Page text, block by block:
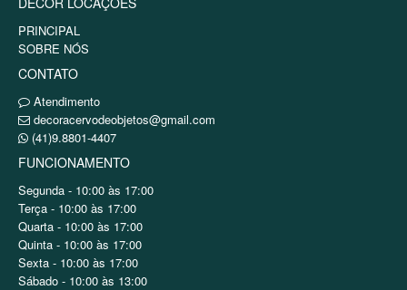
PRINCIPAL
SOBRE NÓS
CONTATO
Atendimento
decoracervodeobjetos@gmail.com
(41)9.8801-4407
FUNCIONAMENTO
Segunda - 10:00 às 17:00
Terça - 10:00 às 17:00
Quarta - 10:00 às 17:00
Quinta - 10:00 às 17:00
Sexta - 10:00 às 17:00
Sábado - 10:00 às 13:00